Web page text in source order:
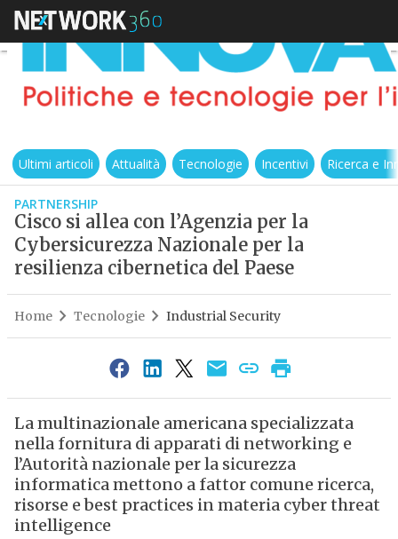
Ultimi articoli Attualità Tecnologie Incentivi Ricerca e
PARTNERSHIP
Cisco si allea con l’Agenzia per la
Cybersicurezza Nazionale per la
resilienza cibernetica del Paese
Home Tecnologie Industrial Security
La multinazionale americana specializzata
nella fornitura di apparati di networking e
l’Autorità nazionale per la sicurezza
informatica mettono a fattor comune ricerca,
risorse e best practices in materia cyber threat
intelligence